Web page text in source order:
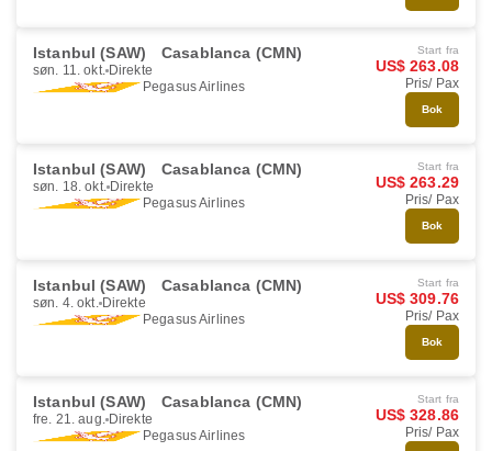
Istanbul (SAW) Casablanca (CMN)
søn. 11. okt. Direkte
Pegasus Airlines
Start fra
US$ 263.08
Pris/ Pax
Bok
Istanbul (SAW) Casablanca (CMN)
søn. 18. okt. Direkte
Pegasus Airlines
Start fra
US$ 263.29
Pris/ Pax
Bok
Istanbul (SAW) Casablanca (CMN)
søn. 4. okt. Direkte
Pegasus Airlines
Start fra
US$ 309.76
Pris/ Pax
Bok
Istanbul (SAW) Casablanca (CMN)
fre. 21. aug. Direkte
Pegasus Airlines
Start fra
US$ 328.86
Pris/ Pax